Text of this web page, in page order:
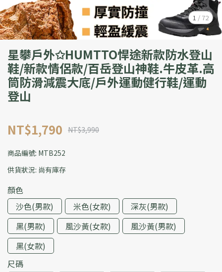
1 / 72
星攀戶外✩HUMTTO悍途新款防水登山
鞋/新款情侶款/百岳登山神鞋.牛皮革.高
筒防滑減震大底/戶外運動健行鞋/運動
登山
NT$1,790 NT$3,990
商品編號: MTB252
供貨狀況: 尚有庫存
顏色
沙色(男款)
米色(女款)
深灰(男款)
黑(男款)
風沙黃(女款)
風沙黃(男款)
黑(女款)
尺碼